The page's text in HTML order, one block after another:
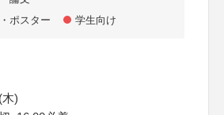
ポスター
学生向け
)